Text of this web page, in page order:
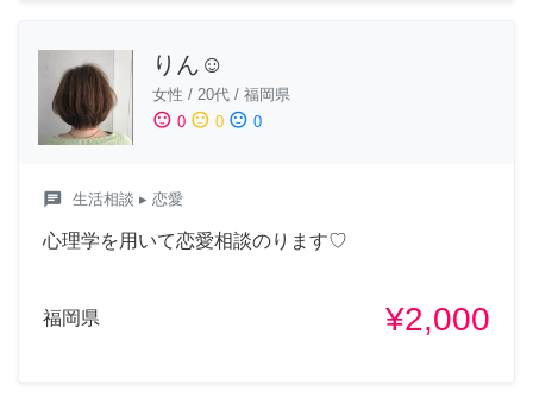
りん☺︎
女性 / 20代 / 福岡県
sentiment_satisfied 0 sentiment_neutral 0 sentiment_dissatisfied 0
chat 生活相談 ▸ 恋愛
心理学を用いて恋愛相談のります♡
福岡県 ¥2,000